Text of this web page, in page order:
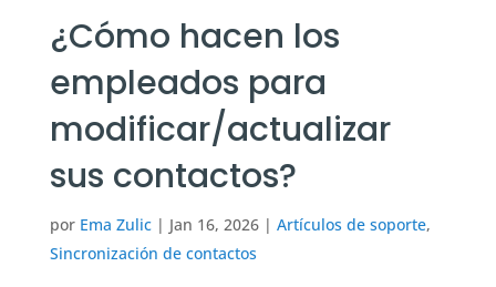
¿Cómo hacen los
empleados para
modificar/actualizar
sus contactos?
por Ema Zulic| Jan 16, 2026| Artículos de soporte,
Sincronización de contactos